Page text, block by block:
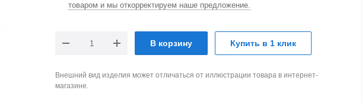
товаром и мы откорректируем наше предложение.
В корзину Купить в 1 клик
Внешний вид изделия может отличаться от иллюстрации товара в интернет-
магазине.